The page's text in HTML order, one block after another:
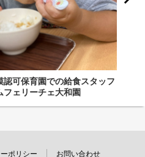
可保育園での給食スタッフ
フェリーチェ大和園
ポリシー お問い合わせ